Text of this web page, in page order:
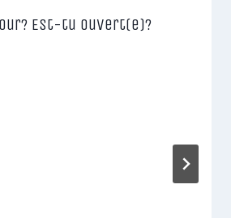
Est-tu Ouvert(e)?